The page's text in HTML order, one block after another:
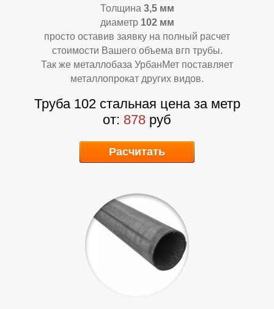
Т
Толщина 3,5 мм
диаметр 102 мм
просто оставив заявку на полный расчет
стоимости Вашего объема вгп трубы.
Так же металлобаза УрбанМет поставляет
металлопрокат других видов.
Труба 102 стальная цена за метр
от: 878 руб
Расчитать
У